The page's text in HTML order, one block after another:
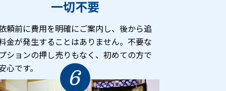
一切不要
頼前に費用を明確にご案内し、後から追
金が発生することはありません。不要な
ションの押し売りもなく、初めての方で
心です。
6